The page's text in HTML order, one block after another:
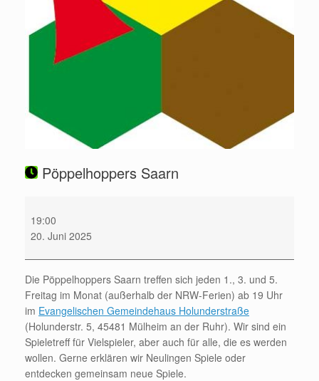
Pöppelhoppers Saarn
Saarn
19:00
20. Juni 2025
Die Pöppelhoppers Saarn treffen sich jeden 1., 3. und 5.
Freitag im Monat (außerhalb der NRW-Ferien) ab 19 Uhr
im Evangelischen Gemeindehaus Holunderstraße
(Holunderstr. 5, 45481 Mülheim an der Ruhr). Wir sind ein
Spieletreff für Vielspieler, aber auch für alle, die es werden
wollen. Gerne erklären wir Neulingen Spiele oder
entdecken gemeinsam neue Spiele.